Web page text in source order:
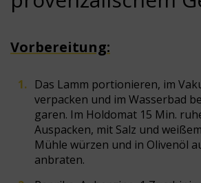
Vorbereitung:
Das Lamm portionieren, im
verpacken und im Wasserbad
garen. Im Holdomat 15 Min.
Auspacken, mit Salz und
Mühle würzen und in Olivenöl
anbraten.